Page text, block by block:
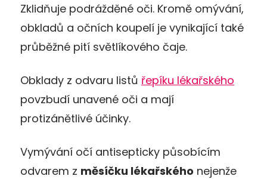
Zklidňuje podrážděné oči. Kromě omývání,
obkladů a očních koupelí je vynikající také
průběžné pití světlíkového čaje.
Obklady z odvaru listů řepíku lékařského
povzbudí unavené oči a mají
protizánětlivé účinky.
Vymývání očí antisepticky působícím
odvarem z měsíčku lékařského nejenže